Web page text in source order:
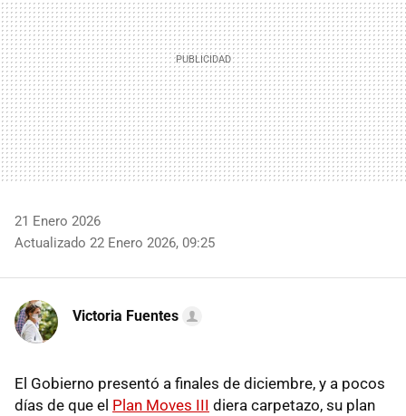
21 Enero 2026
Actualizado 22 Enero 2026, 09:25
Victoria Fuentes
El Gobierno presentó a finales de diciembre, y a pocos
días de que el Plan Moves III diera carpetazo, su plan